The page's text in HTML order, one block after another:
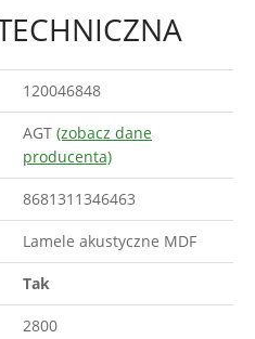
120046848
AGT (zobacz dane
producenta)
8681311346463
Lamele akustyczne MDF
Tak
2800